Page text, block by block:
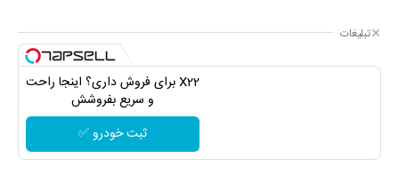
تبلیغات
X22 برای فروش داری؟ اینجا راحت
و سریع بفروشش
ثبت خودرو ✅